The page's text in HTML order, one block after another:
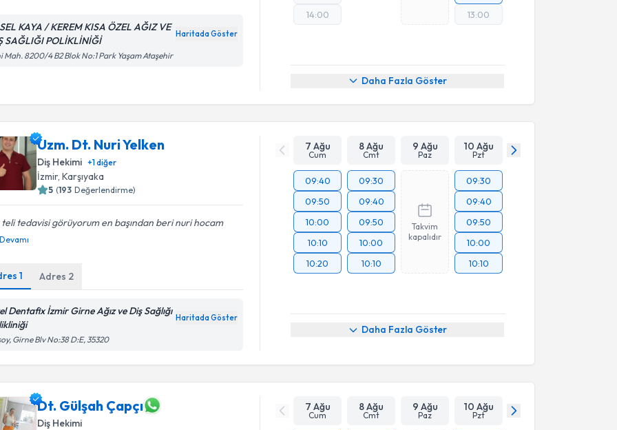
KAYA / KEREM KISA ÖZEL AĞIZ VE
SAĞLIĞI POLİKLİNİĞİ
Haritada Göster
Mah. 8200/4 B2 Blok No:1 Park Yaşam Ataşehir
14:00
13:00
Daha Fazla Göster
Uzm. Dt. Nuri Yelken
Diş Hekimi +1diğer
İzmir, Karşıyaka
5 (193 Değerlendirme)
teli tedavisi görüyorum en başından beri nuri hocam
Devamı
1 Adres 2
Dentafix İzmir Girne Ağız ve Diş Sağlığı
Haritada Göster
Girne Blv No:38 D:E, 35320
7 Ağu
Cum
8 Ağu
Cmt
9 Ağu
Paz
10 Ağu
Pzt
09:40
09:50
10:00
10:10
10:20
09:30
09:40
09:50
10:00
10:10
Takvim
kapalıdır
09:30
09:40
09:50
10:00
10:10
Daha Fazla Göster
Dt. Gülşah Çapçı
Diş Hekimi
7 Ağu
Cum
8 Ağu
Cmt
9 Ağu
Paz
10 Ağu
Pzt